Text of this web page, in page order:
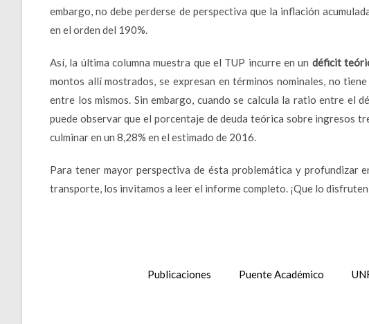
embargo, no debe perderse de perspectiva que la inflación
en el orden del 190%.
Así, la última columna muestra que el TUP incurre en un déficit
montos allí mostrados, se expresan en términos nominales, no
entre los mismos. Sin embargo, cuando se calcula la ratio entre el
puede observar que el porcentaje de deuda teórica sobre ingresos
culminar en un 8,28% en el estimado de 2016.
Para tener mayor perspectiva de ésta problemática y profundizar
transporte, los invitamos a leer el informe completo. ¡Que lo
Publicaciones Puente Académico